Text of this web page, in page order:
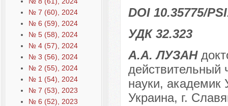
№ 7 (60), 2024
№ 6 (59), 2024
№ 5 (58), 2024
№ 4 (57), 2024
№ 3 (56), 2024
№ 2 (55), 2024
№ 1 (54), 2024
№ 7 (53), 2023
№ 6 (52), 2023
DOI 10.35775/
УДК 32.323
А.А. ЛУЗАН
действительный
науки, академик
Украина, г.